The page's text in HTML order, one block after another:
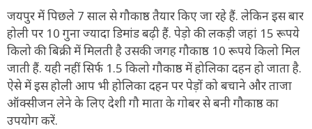
जयपुर में पिछले 7 साल से गौकाष्ठ तैयार किए जा रहे हैं. लेकिन इस बार
होली पर 10 गुना ज्यादा डिमांड बढ़ी हैं. पेड़ो की लकड़ी जहां 15 रूपये
किलो की बिक्री में मिलती है उसकी जगह गौकाष्ठ 10 रूपये किलो मिल
जाती हैं. यही नहीं सिर्फ 1.5 किलो गौकाष्ठ में होलिका दहन हो जाता है.
ऐसे में इस होली आप भी होलिका दहन पर पेड़ों को बचाने और ताजा
ऑक्सीजन लेने के लिए देशी गौ माता के गोबर से बनी गौकाष्ठ का
उपयोग करें.